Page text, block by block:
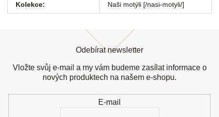
Kolekce: Naši motýli [/nasi-motyli/]
Odebírat newsletter
Vložte svůj e-mail a my vám budeme zasílat informace o
nových produktech na našem e-shopu.
E-mail